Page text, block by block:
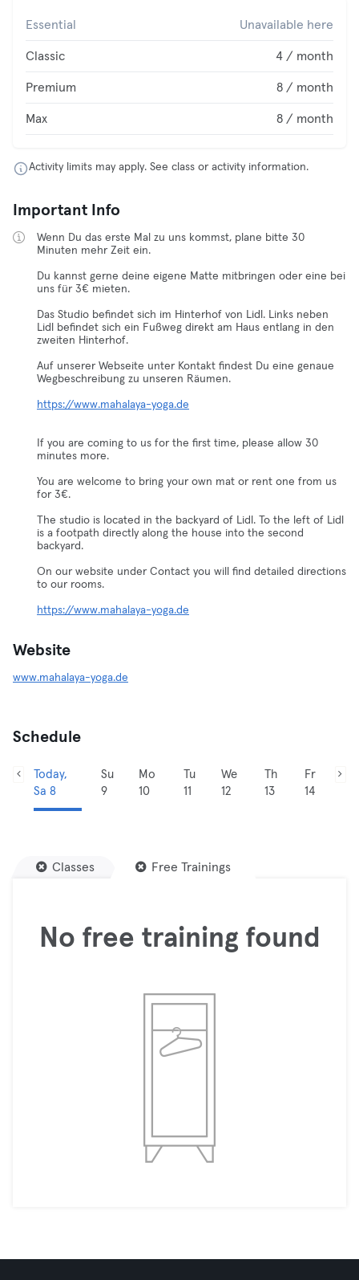
Essential Unavailable here
Classic 4 / month
Premium 8 / month
Max 8 / month
Activity limits may apply. See class or activity information.
Important Info
Wenn Du das erste Mal zu uns kommst, plane bitte 30
Minuten mehr Zeit ein.
Du kannst gerne deine eigene Matte mitbringen oder eine bei
uns für 3€ mieten.
Das Studio befindet sich im Hinterhof von Lidl. Links neben
Lidl befindet sich ein Fußweg direkt am Haus entlang in den
zweiten Hinterhof.
Auf unserer Webseite unter Kontakt findest Du eine genaue
Wegbeschreibung zu unseren Räumen.
https://www.mahalaya-yoga.de
If you are coming to us for the first time, please allow 30
minutes more.
You are welcome to bring your own mat or rent one from us
for 3€.
The studio is located in the backyard of Lidl. To the left of Lidl
is a footpath directly along the house into the second
backyard.
On our website under Contact you will find detailed directions
to our rooms.
https://www.mahalaya-yoga.de
Website
www.mahalaya-yoga.de
Schedule
Today,
Sa 8
Su
9
Mo
10
Tu
11
We
12
Th
13
Fr
14
Classes Free Trainings
No free training found